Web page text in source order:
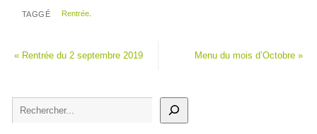
TAGGÉ Rentrée
«Rentrée du 2 septembre 2019 Menu du mois d’Octobre»